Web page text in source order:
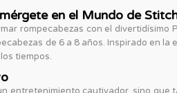
en el Mundo de
rompecabezas con el
de 6 a 8 años. Inspirado en
tiempos.